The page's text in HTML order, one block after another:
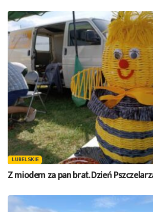
LUBELSKIE
Z miodem za pan brat. Dzień